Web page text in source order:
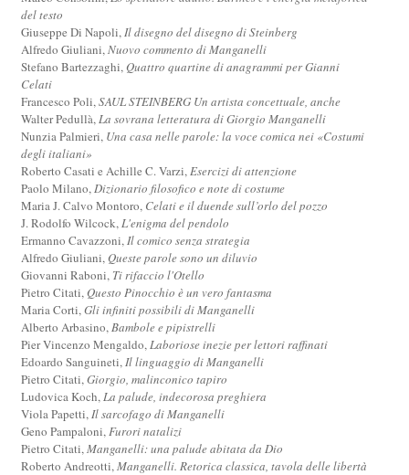
del testo
Giuseppe Di Napoli,Il disegno del disegno di Steinberg
Alfredo Giuliani,Nuovo commento di Manganelli
Stefano Bartezzaghi,Quattro quartine di anagrammi per Gianni
Celati
Francesco Poli,SAUL STEINBERG Un artista concettuale, anche
Walter Pedullà,La sovrana letteratura di Giorgio Manganelli
Nunzia Palmieri, Una casa nelle parole: la voce comica nei «Costumi
degli italiani»
Roberto Casati e Achille C. Varzi,Esercizi di attenzione
Paolo Milano,Dizionario filosofico e note di costume
Maria J. Calvo Montoro, Celati e il duende sull’orlo del pozzo
J. Rodolfo Wilcock,L'enigma del pendolo
Ermanno Cavazzoni,Il comico senza strategia
Alfredo Giuliani,Queste parole sono un diluvio
Giovanni Raboni, Ti rifaccio l'Otello
Pietro Citati,Questo Pinocchio è un vero fantasma
Maria Corti,Gli infiniti possibili di Manganelli
Alberto Arbasino,Bambole e pipistrelli
Pier Vincenzo Mengaldo,Laboriose inezie per lettori raffinati
Edoardo Sanguineti,Il linguaggio di Manganelli
Pietro Citati,Giorgio, malinconico tapiro
Ludovica Koch,La palude, indecorosa preghiera
Viola Papetti,Il sarcofago di Manganelli
Geno Pampaloni,Furori natalizi
Pietro Citati,Manganelli: una palude abitata da Dio
Roberto Andreotti,Manganelli. Retorica classica, tavola delle libertà